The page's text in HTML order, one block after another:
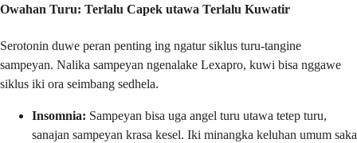
Owahan Turu: Terlalu Capek utawa Terlalu Kuwatir
Serotonin duwe peran penting ing ngatur siklus turu-tangine
sampeyan. Nalika sampeyan ngenalake Lexapro, kuwi bisa nggawe
siklus iki ora seimbang sedhela.
Insomnia: Sampeyan bisa uga angel turu utawa tetep turu,
sanajan sampeyan krasa kesel. Iki minangka keluhan umum saka